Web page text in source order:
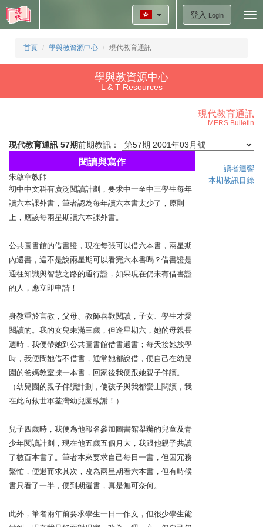
登入 Login
首頁 學與教資源中心 現代教育通訊
學與教資源中心
L & T Resources
現代教育通訊
MERS Bulletin
現代教育通訊 57期前期教訊：
閱讀與寫作
朱啟章教師
初中中文科有廣泛閱讀計劃，要求中一至中三學生每年
讀六本課外書，筆者認為每年讀六本書太少了，原則
上，應該每兩星期讀六本課外書。
公共圖書館的借書證，現在每張可以借六本書，兩星期
內還書，這不是說兩星期可以看完六本書嗎？借書證是
通往知識與智慧之路的通行證，如果現在仍未有借書證
的人，應立即申請！
身教重於言教，父母、教師喜歡閱讀，子女、學生才愛
閱讀的。我的女兒未滿三歲，但逢星期六，她的母親長
週時，我便帶她到公共圖書館借書還書；每天接她放學
時，我便問她借不借書，通常她都說借，便自己在幼兒
園的爸媽教室揀一本書，回家後我便跟她親子伴讀。
（幼兒園的親子伴讀計劃，使孩子與我都愛上閱讀，我
在此向救世軍荃灣幼兒園致謝！）
兒子四歲時，我便為他報名參加圖書館舉辦的兒童及青
少年閱讀計劃，現在他五歲五個月大，我跟他親子共讀
了數百本書了。筆者本來要求自己每日一書，但因冗務
繁忙，便退而求其次，改為兩星期看六本書，但有時候
書只看了一半，便到期還書，真是無可奈何。
此外，筆者兩年前要求學生一日一作文，但很少學生能
讀者迴響
本期教訊目錄